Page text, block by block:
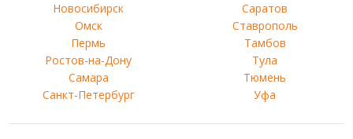
Новосибирск
Омск
Пермь
Ростов-на-Дону
Самара
Санкт-Петербург
Саратов
Ставрополь
Тамбов
Тула
Тюмень
Уфа